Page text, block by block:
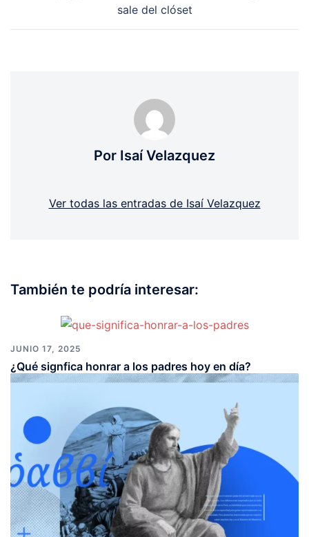
sale del clóset
Por Isaí Velazquez
Ver todas las entradas de Isaí Velazquez
También te podría interesar:
JUNIO 17, 2025
¿Qué signfica honrar a los padres hoy en día?